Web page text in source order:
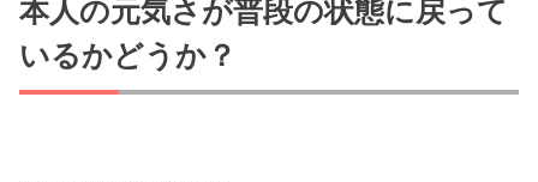
本人の元気さが普段の状態に戻って
いるかどうか？